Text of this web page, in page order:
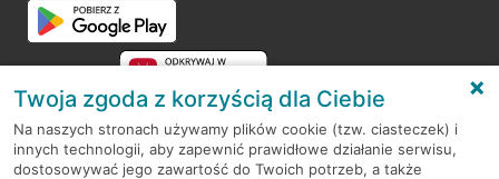
RODO
Twoja zgoda z korzyścią dla Ciebie
Na naszych stronach używamy plików cookie (tzw. ciasteczek) i
innych technologii, aby zapewnić prawidłowe działanie serwisu,
dostosowywać jego zawartość do Twoich potrzeb, a także